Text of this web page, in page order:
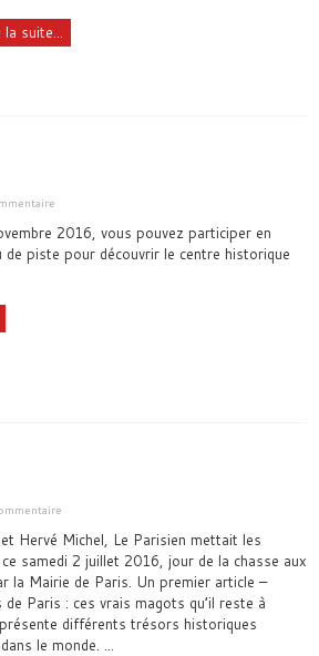
la suite...
2016, vous pouvez participer en
de piste pour découvrir le centre historique
Hervé Michel, Le Parisien mettait les
samedi 2 juillet 2016, jour de la chasse aux
la Mairie de Paris. Un premier article –
Paris : ces vrais magots qu’il reste à
différents trésors historiques
le monde. ...